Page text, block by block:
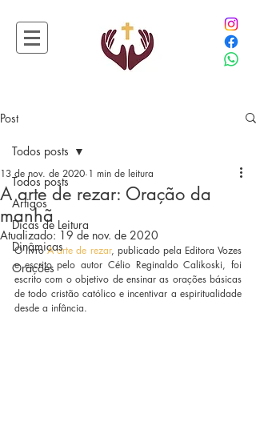
Post
Todos posts
Artigos
Dicas de Leitura
Dinâmicas
Orações
Todos posts
A arte de rezar: Oração da
manhã
13 de nov. de 2020 1 min de leitura
Atualizado: 19 de nov. de 2020
O livro A arte de rezar, publicado pela Editora Vozes
e escrito pelo autor Célio Reginaldo Calikoski, foi
escrito com o objetivo de ensinar as orações básicas
de todo cristão católico e incentivar a espiritualidade
desde a infância.